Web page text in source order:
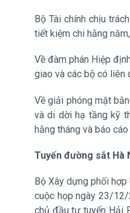
Bộ Tài chính chịu
tiết kiệm chi hằng
Về đàm phán Hiệp
giao và các bộ có liên
Về giải phóng mặt
và di dời hạ tầng kỹ
hằng tháng và báo
Tuyến đường sắt Hà
Bộ Xây dựng phối
cuộc họp ngày 23/
chủ đầu tư tuyến Hải